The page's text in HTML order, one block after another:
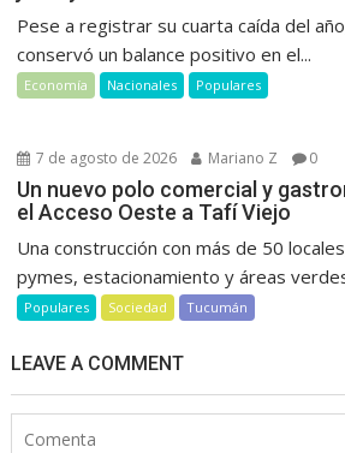
Pese a registrar su cuarta caída del
conservó un balance positivo en el...
Economía Nacionales Populares
7 de agosto de 2026 Mariano Z 0
Un nuevo polo comercial y
el Acceso Oeste a Tafí Viejo
Una construcción con más de 50
pymes, estacionamiento y áreas
Populares Sociedad Tucumán
LEAVE A COMMENT